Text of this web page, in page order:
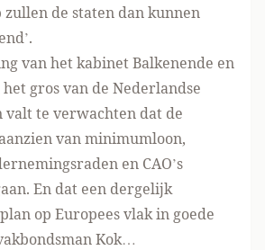
de staten dan kunnen
van het kabinet Balkenende en
gros van de Nederlandse
te verwachten dat de
van minimumloon,
en CAO’s
En dat een dergelijk
op Europees vlak in goede
Kok…